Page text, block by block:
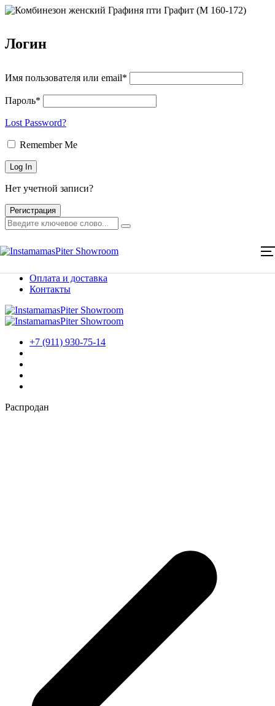
Логин
Имя пользователя или email*
Пароль*
Lost Password?
Remember Me
Нет учетной записи?
Регистрация
Главная
Мероприятия
Оплата и доставка
Каталог товаров
Оплата и доставка
Контакты
+7 (911) 930-75-14
Распродан